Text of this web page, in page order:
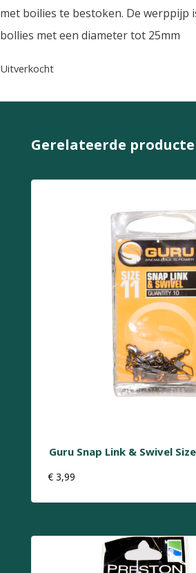
met boilies te bestoken. De werppijp
bollies met een diameter tot 25mm
Uitverkocht
Gerelateerde
Guru Snap Link & Swivel
€ 3,99